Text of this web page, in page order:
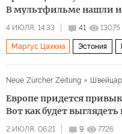
В мультфильме нашли
4 ИЮЛЯ, 14:33 41 13075
Маргус Цахкна Эстония
Neue Zürcher Zeitung
Европе придется
Вот как будет
2 ИЮЛЯ, 06:21 9 7726